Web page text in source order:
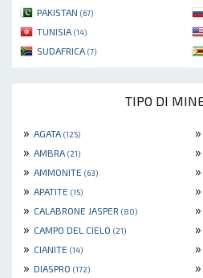
PAKISTAN (67)
TUNISIA (14)
SUDAFRICA (7)
TIPO DI
» AGATA (125) »
» AMBRA (21) »
» AMMONITE (63) »
» APATITE (15) »
» CALABRONE JASPER (80) »
» CAMPO DEL CIELO (21) »
» CIANITE (14) »
» DIASPRO (172) »